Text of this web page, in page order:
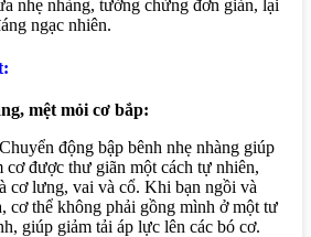
nhẹ nhàng, tưởng chừng đơn giản, lại
ngạc nhiên.
mệt mỏi cơ bắp:
Chuyển động bập bênh nhẹ nhàng giúp
cơ được thư giãn một cách tự nhiên,
cơ lưng, vai và cổ. Khi bạn ngồi và
cơ thể không phải gồng mình ở một tư
giúp giảm tải áp lực lên các bó cơ.